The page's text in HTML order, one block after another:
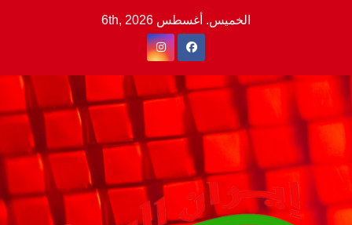
الخميس. أغسطس 6th, 2026